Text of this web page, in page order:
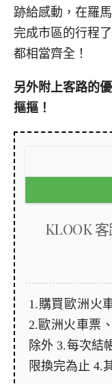
跡給感動，在羅
完成市區的行程
都相當齊全！
另外附上客路的
摳摳！
KLOOK
1.購買歐洲火
2.歐洲火車票
除外 3.每次結
限換完為止 4.